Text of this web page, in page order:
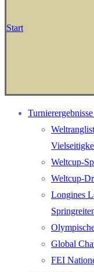
Start
Turnierergebnisse
Weltcup-
Weltcup-
Longines
Global
FEI